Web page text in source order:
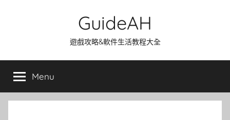
GuideAH
遊戲攻略&軟件生活教程大全
Menu